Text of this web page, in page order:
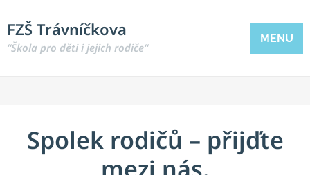
FZŠ Trávníčkova
“Škola pro děti i jejich rodiče“
MENU
Spolek rodičů – přijďte